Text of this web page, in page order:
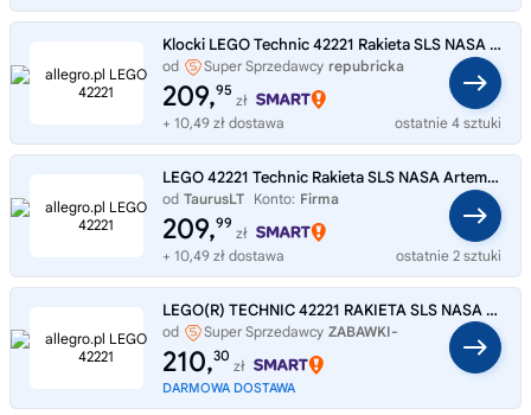
Klocki LEGO Technic 42221 Rakieta SLS NASA Artemis Rakieta Kosmiczna
od Super Sprzedawcy repubricka
209,95
zł
+ 10,49 zł dostawa
ostatnie 4 sztuki
LEGO 42221 Technic Rakieta SLS NASA Artemis 632 elementy NOWE
od TaurusLT Konto: Firma
209,99
zł
+ 10,49 zł dostawa
ostatnie 2 sztuki
LEGO(R) TECHNIC 42221 RAKIETA SLS NASA ARTEMIS
od Super Sprzedawcy ZABAWKI-
SZYBKO
210,30
zł
DARMOWA DOSTAWA